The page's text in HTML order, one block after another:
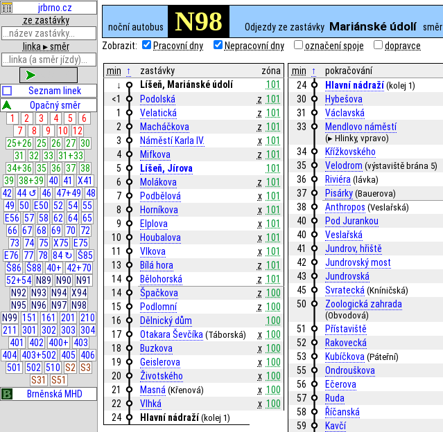
jrbrno.cz
ze zastávky
linka ▸ směr
Seznam linek
Opačný směr
1
2 3 4 5
6
7
8 9 10 12
25+26 25 26 27 30
31
32 33 31+33
34+36 35 36 37 38
39 38+39 40 41
X41
42 44 ↺ 46 47+49 48
49 50 E50 52 54 55
E56 57 58 62 64 65
66 67 68 69 70 72
73 74 75 X75
E75
E76 77 78 84 ↻ Š85
Š86 Š88 40+ 42+70
52+54 N89 N90
N91
N92
N93 N94 X94
N95
N96 N97 N98
N99 151 161 201
210
211
301 302 303 304
401
402 400+ 403
404 403+502 405 406
501
502 510 S2 S3
S31
S51
Brněnská MHD
noční autobus N98 Odjezdy ze zastávky Mariánské údolí směr
Zobrazit: Pracovní dny Nepracovní dny označení spoje dopravce
min ↑ zastávky
zóna
↓
Líšeň, Mariánské údolí
101
<1
Podolská z 101
1
Velatická z 101
2
Macháčkova z 101
3
Náměstí Karla IV. x 101
4
Mifkova z 101
5
Líšeň, Jírova
101
6
Molákova z 101
7
Podbělová x 101
8
Horníkova x 101
9
Elplova x 101
10
Houbalova x 101
11
Vlkova x 101
13
Bílá hora z 101
14
Bělohorská z 101
14
Špačkova z 100
15
Podlomní z 100
16
Dělnický dům
100
17
Otakara Ševčíka (Táborská) x 100
18
Buzkova x 100
19
Geislerova x 100
20
Životského x 100
21
Masná (Křenová) x 100
22
Vlhká x 100
24
Hlavní nádraží (kolej 1)
min ↑ pokračování
24
Hlavní nádraží (kolej 1)
30
Hybešova
31
Václavská
33
Mendlovo náměstí
(▸ Hlinky, vpravo)
34 Křížkovského
35
Velodrom (výstaviště brána 5)
36
Riviéra (lávka)
37
Pisárky (Bauerova)
38
Anthropos (Veslařská)
40
Pod Jurankou
40
Veslařská
41
Jundrov, hřiště
42
Jundrovský most
43
Jundrovská
45
Svratecká (Kníničská)
50
Zoologická zahrada
(Obvodová)
51 Přístaviště
52
Rakovecká
53
Kubíčkova (Páteřní)
55
Ondrouškova
56
Ečerova
57
Ruda
58
Říčanská
59
Kavčí